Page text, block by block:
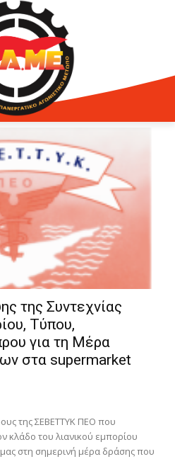
της Συντεχνίας
Τύπου,
για τη Μέρα
στα supermarket
της ΣΕΒΕΤΤΥΚ ΠΕΟ που
κλάδο του λιανικού εμπορίου
στη σημερινή μέρα δράσης που